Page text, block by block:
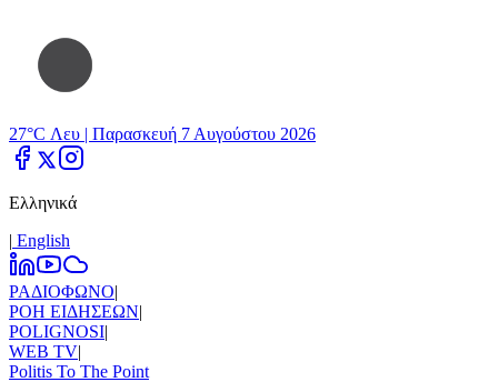
27°C Λευ | Παρασκευή 7 Αυγούστου 2026
Ελληνικά
| Εnglish
ΡΑΔΙΟΦΩΝΟ|
ΡΟΗ ΕΙΔΗΣΕΩΝ|
POLIGNOSI|
WEB TV|
Politis To The Point